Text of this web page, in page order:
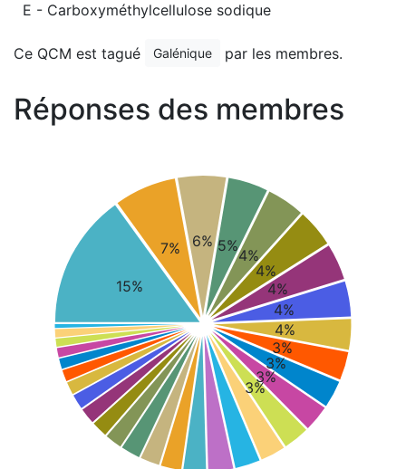
E - Carboxyméthylcellulose sodique
Ce QCM est tagué Galénique par les membres.
Réponses des membres
15%
7% 6% 5%
4%
4%
4%
4%
4%
3%
3%
3%
3%